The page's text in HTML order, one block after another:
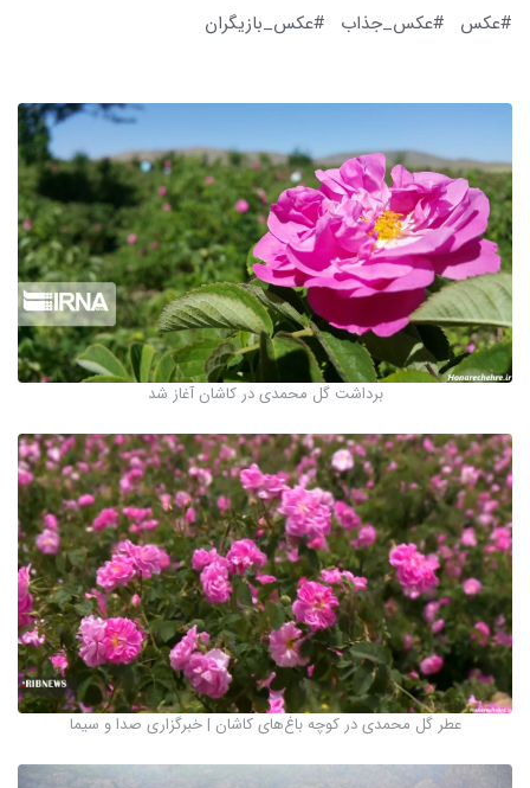
#عکس
#عکس_جذاب #عکس_بازیگران
برداشت گل محمدی در کاشان آغاز شد
عطر گل محمدی در کوچه باغ‌های کاشان | خبرگزاری صدا و سیما